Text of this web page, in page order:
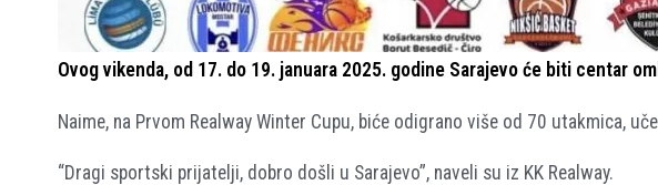
Ovog vikenda, od 17. do 19. januara 2025. godine Sarajevo će biti centar
Naime, na Prvom Realway Winter Cupu, biće odigrano više od 70 utakmica,
“Dragi sportski prijatelji, dobro došli u Sarajevo”, naveli su iz KK Realway.